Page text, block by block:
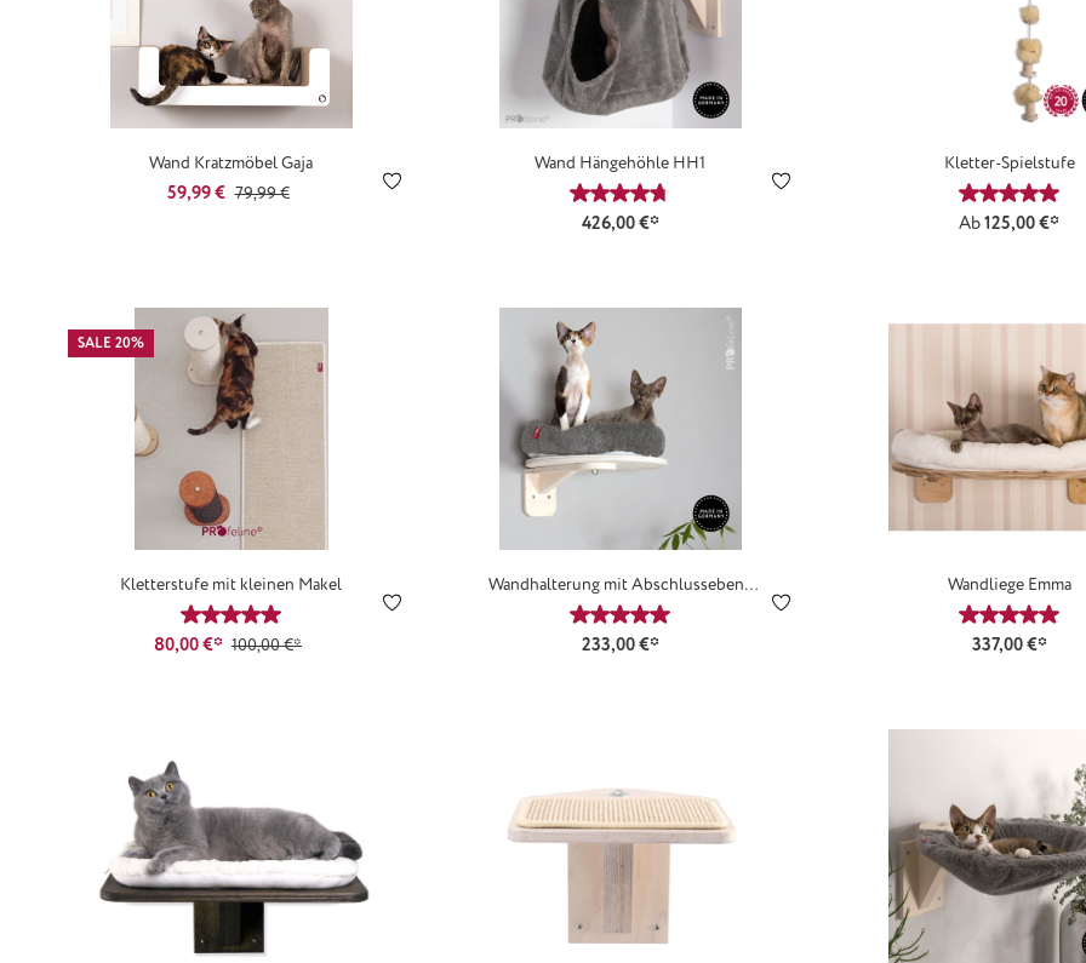
Wand Kratzmöbel Gaja
Verkaufspreis:
59,99 € Regulärer Preis:
79,99 €
Wand Hängehöhle HH1
Durchschnittliche Bewertung von 4.75 von 5 Sternen
426,00 €*
Kletter-Spielstufe
Ab125,00 €*
SALE 20%
Kletterstufe mit kleinen Makel
Durchschnittliche Bewertung von 5 von 5 Sternen
80,00 €* 100,00 €*
Wandhalterung mit Abschlussebene
AE2Durchschnittliche Bewertung von 5 von 5 Sternen
233,00 €*
Wandliege Emma
337,00 €*